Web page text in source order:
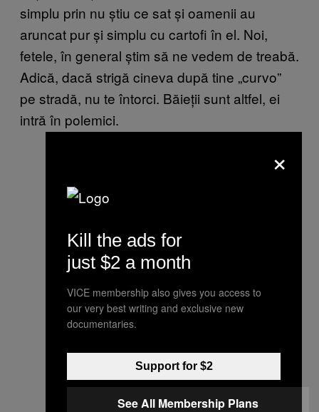
simplu prin nu știu ce sat și oamenii au
aruncat pur și simplu cu cartofi în el. Noi,
fetele, în general știm să ne vedem de treabă.
Adică, dacă strigă cineva după tine „curvo”
pe stradă, nu te întorci. Băieții sunt altfel, ei
intră în polemici.
×
Kill the ads for
just $2 a month
VICE membership also gives you access to
our very best writing and exclusive new
documentaries.
Support for $2
See All Membership Plans